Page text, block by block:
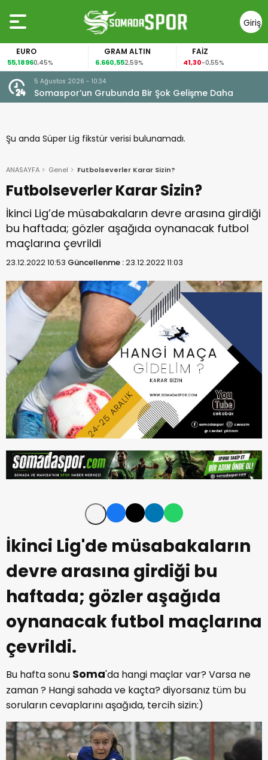
Giriş
Yap
GRAM ALTIN
6.660,552,59% -0,55%
5 Ağustos 2026 - 10:34
Somaspor’un Grubunda Bir Şok Gelişme Daha
Şu anda Süper Lig fikstür verisi bulunamadı.
ANASAYFA Genel Futbolseverler Karar Sizin?
Futbolseverler Karar Sizin?
İkinci Lig’de müsabakaların devre arasına girdiği
bu haftada; gözler aşağıda oynanacak futbol
maçlarına çevrildi
23.12.2022 10:53 Güncellenme :23.12.2022 11:03
İkinci Lig'de müsabakaların
devre arasına girdiği bu
haftada; gözler aşağıda
oynanacak futbol maçlarına
çevrildi.
Bu hafta sonu Soma'da hangi maçlar var? Varsa ne
zaman ? Hangi sahada ve kaçta? diyorsanız tüm bu
soruların cevaplarını aşağıda, tercih sizin:)